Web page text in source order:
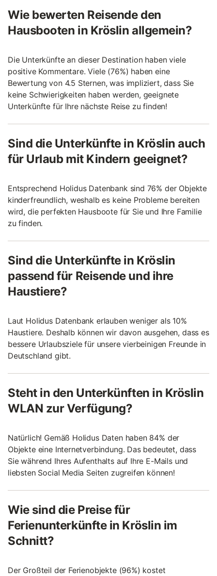
Wie bewerten Reisende den
Hausbooten in Kröslin allgemein?
Die Unterkünfte an dieser Destination haben viele
positive Kommentare. Viele (76%) haben eine
Bewertung von 4.5 Sternen, was impliziert, dass Sie
keine Schwierigkeiten haben werden, geeignete
Unterkünfte für Ihre nächste Reise zu finden!
Sind die Unterkünfte in Kröslin auch
für Urlaub mit Kindern geeignet?
Entsprechend Holidus Datenbank sind 76% der Objekte
kinderfreundlich, weshalb es keine Probleme bereiten
wird, die perfekten Hausboote für Sie und Ihre Familie
zu finden.
Sind die Unterkünfte in Kröslin
passend für Reisende und ihre
Haustiere?
Laut Holidus Datenbank erlauben weniger als 10%
Haustiere. Deshalb können wir davon ausgehen, dass es
bessere Urlaubsziele für unsere vierbeinigen Freunde in
Deutschland gibt.
Steht in den Unterkünften in Kröslin
WLAN zur Verfügung?
Natürlich! Gemäß Holidus Daten haben 84% der
Objekte eine Internetverbindung. Das bedeutet, dass
Sie während Ihres Aufenthalts auf Ihre E-Mails und
liebsten Social Media Seiten zugreifen können!
Wie sind die Preise für
Ferienunterkünfte in Kröslin im
Schnitt?
Der Großteil der Ferienobjekte (96%) kostet